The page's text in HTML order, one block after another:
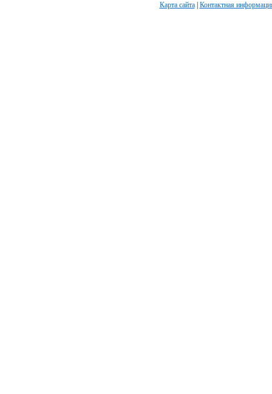
Карта сайта| Контактная